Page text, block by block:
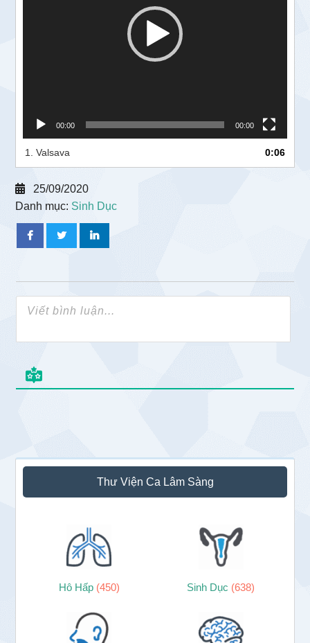
00:00 00:00
1.Valsava 0:06
25/09/2020
Danh mục: Sinh Dục
Sidebar
chính
Thư Viện Ca Lâm Sàng
Hô Hấp (450) Sinh Dục (638)